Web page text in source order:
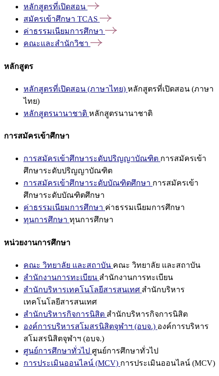
หลักสูตรที่เปิดสอน
สมัครเข้าศึกษา TCAS
ค่าธรรมเนียมการศึกษา
คณะและสำนักวิชา
หลักสูตร
หลักสูตรที่เปิดสอน (ภาษาไทย) หลักสูตรที่เปิดสอน (ภาษา
ไทย)
หลักสูตรนานาชาติ หลักสูตรนานาชาติ
การสมัครเข้าศึกษา
การสมัครเข้าศึกษาระดับปริญญาบัณฑิต การสมัครเข้า
ศึกษาระดับปริญญาบัณฑิต
การสมัครเข้าศึกษาระดับบัณฑิตศึกษา การสมัครเข้า
ศึกษาระดับบัณฑิตศึกษา
ค่าธรรมเนียมการศึกษา ค่าธรรมเนียมการศึกษา
ทุนการศึกษา ทุนการศึกษา
หน่วยงานการศึกษา
คณะ วิทยาลัย และสถาบัน คณะ วิทยาลัย และสถาบัน
สำนักงานการทะเบียน สำนักงานการทะเบียน
สำนักบริหารเทคโนโลยีสารสนเทศ สำนักบริหาร
เทคโนโลยีสารสนเทศ
สำนักบริหารกิจการนิสิต สำนักบริหารกิจการนิสิต
องค์การบริหารสโมสรนิสิตจุฬาฯ (อบจ.) องค์การบริหาร
สโมสรนิสิตจุฬาฯ (อบจ.)
ศูนย์การศึกษาทั่วไป ศูนย์การศึกษาทั่วไป
การประเมินออนไลน์ (MCV) การประเมินออนไลน์ (MCV)